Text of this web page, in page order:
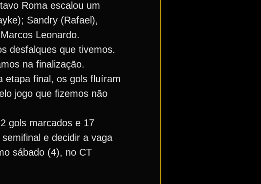
Roma escalou um
Sandry (Rafael),
Leonardo.
desfalques que tivemos.
na finalização.
etapa final, os gols fluíram
jogo que fizemos não
gols marcados e 17
e decidir a vaga
sábado (4), no CT